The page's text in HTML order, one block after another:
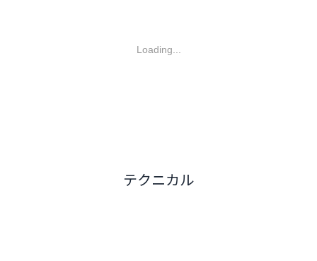
Loading...
テクニカル